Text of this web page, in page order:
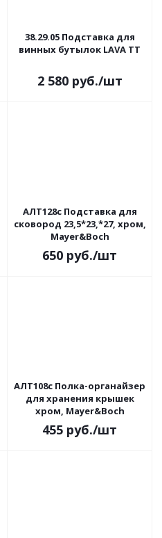
38.29.05 Подставка для
винных бутылок LAVA TT
2 580руб./шт
АЛТ128с Подставка для
сковород 23,5*23,*27, хром,
Mayer&Boch
650 руб./шт
АЛТ108с Полка-органайзер
для хранения крышек
хром, Mayer&Boch
455 руб./шт